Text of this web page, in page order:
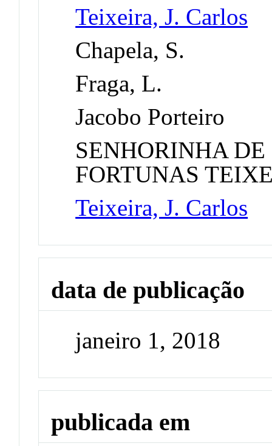
Teixeira, J. Carlos
Chapela, S.
Fraga, L.
Jacobo Porteiro
SENHORINHA
FORTUNAS
Teixeira, J. Carlos
data de publicação
janeiro 1, 2018
publicada em